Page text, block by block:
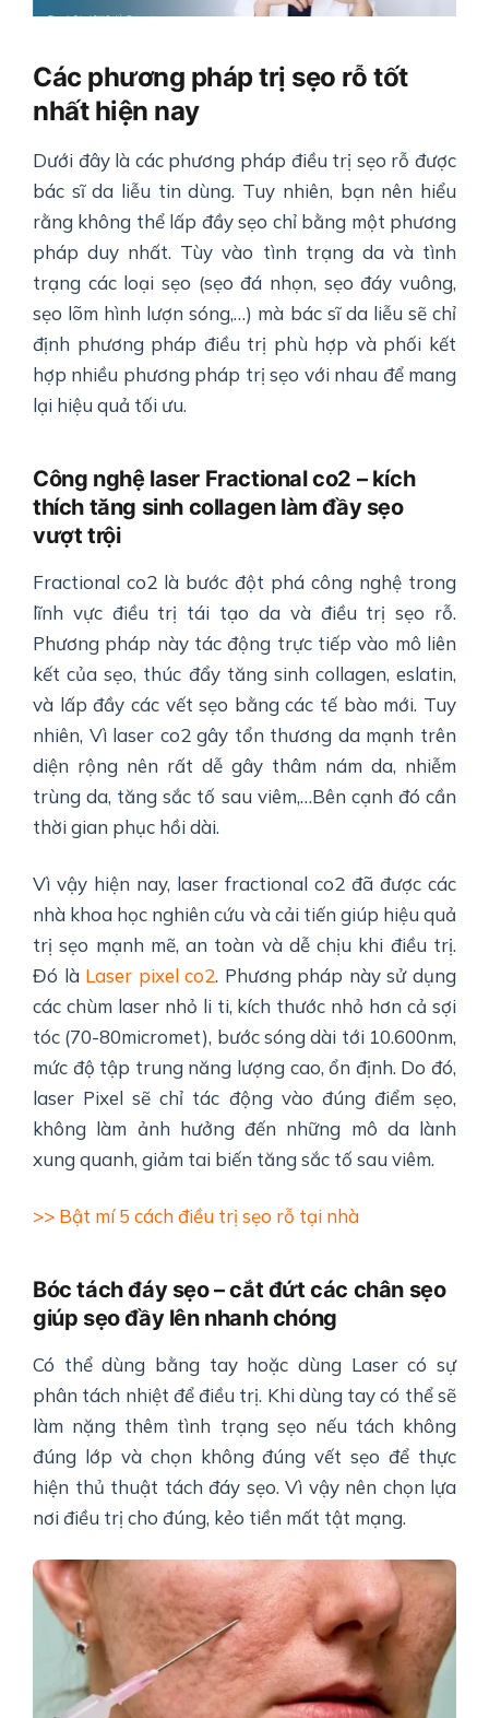
Các phương pháp trị sẹo rỗ tốt
nhất hiện nay
Dưới đây là các phương pháp điều trị sẹo rỗ được
bác sĩ da liễu tin dùng. Tuy nhiên, bạn nên hiểu
rằng không thể lấp đầy sẹo chỉ bằng một phương
pháp duy nhất. Tùy vào tình trạng da và tình
trạng các loại sẹo (sẹo đá nhọn, sẹo đáy vuông,
sẹo lõm hình lượn sóng,…) mà bác sĩ da liễu sẽ chỉ
định phương pháp điều trị phù hợp và phối kết
hợp nhiều phương pháp trị sẹo với nhau để mang
lại hiệu quả tối ưu.
Công nghệ laser Fractional co2 – kích
thích tăng sinh collagen làm đầy sẹo
vượt trội
Fractional co2 là bước đột phá công nghệ trong
lĩnh vực điều trị tái tạo da và điều trị sẹo rỗ.
Phương pháp này tác động trực tiếp vào mô liên
kết của sẹo, thúc đẩy tăng sinh collagen, eslatin,
và lấp đầy các vết sẹo bằng các tế bào mới. Tuy
nhiên, Vì laser co2 gây tổn thương da mạnh trên
diện rộng nên rất dễ gây thâm nám da, nhiễm
trùng da, tăng sắc tố sau viêm,…Bên cạnh đó cần
thời gian phục hồi dài.
Vì vậy hiện nay, laser fractional co2 đã được các
nhà khoa học nghiên cứu và cải tiến giúp hiệu quả
trị sẹo mạnh mẽ, an toàn và dễ chịu khi điều trị.
Đó là Laser pixel co2. Phương pháp này sử dụng
các chùm laser nhỏ li ti, kích thước nhỏ hơn cả sợi
tóc (70-80micromet), bước sóng dài tới 10.600nm,
mức độ tập trung năng lượng cao, ổn định. Do đó,
laser Pixel sẽ chỉ tác động vào đúng điểm sẹo,
không làm ảnh hưởng đến những mô da lành
xung quanh, giảm tai biến tăng sắc tố sau viêm.
>> Bật mí 5 cách điều trị sẹo rỗ tại nhà
Bóc tách đáy sẹo – cắt đứt các chân sẹo
giúp sẹo đầy lên nhanh chóng
Có thể dùng bằng tay hoặc dùng Laser có sự
phân tách nhiệt để điều trị. Khi dùng tay có thể sẽ
làm nặng thêm tình trạng sẹo nếu tách không
đúng lớp và chọn không đúng vết sẹo để thực
hiện thủ thuật tách đáy sẹo. Vì vậy nên chọn lựa
nơi điều trị cho đúng, kẻo tiền mất tật mạng.